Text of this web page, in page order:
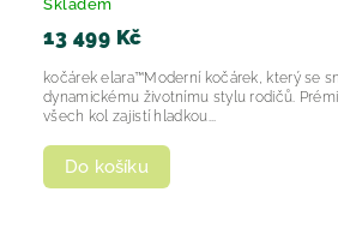
Skladem
13 499 Kč
Do košíku
kočárek elara™Moderní kočárek, který se
dynamickému životnímu stylu rodičů.
všech kol zajistí hladkou...